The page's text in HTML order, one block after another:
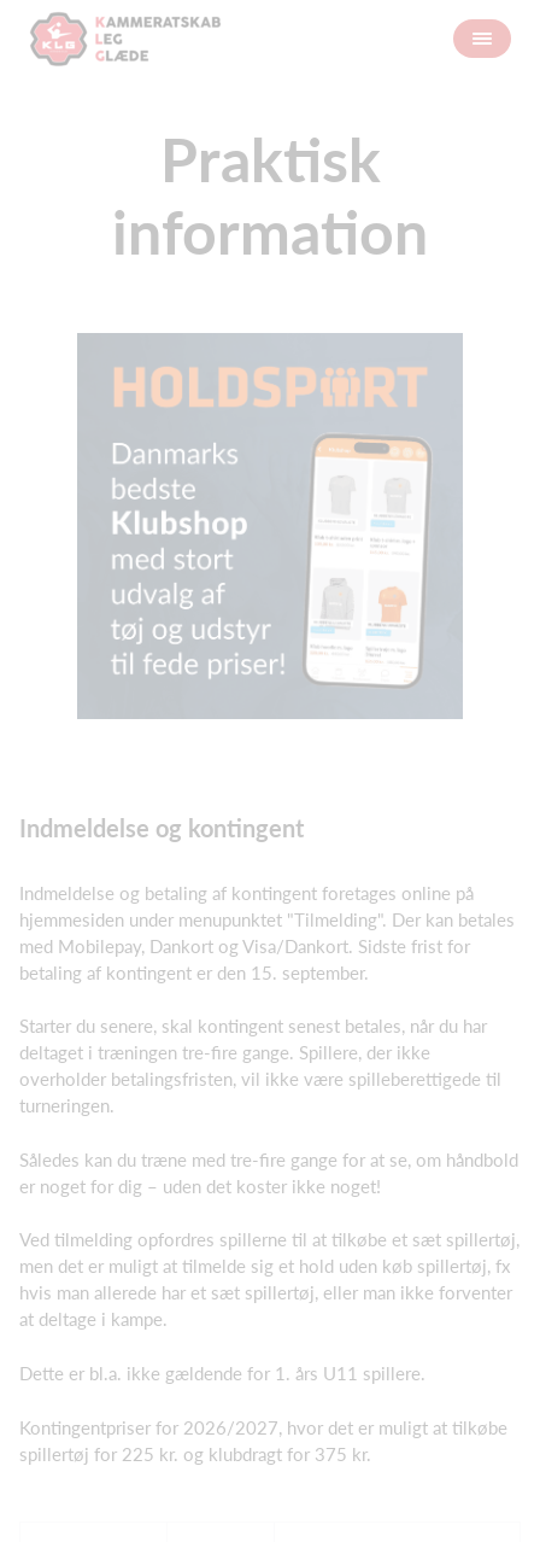
Praktisk
information
Indmeldelse og kontingent
Indmeldelse og betaling af kontingent foretages online på
hjemmesiden under menupunktet "Tilmelding". Der kan betales
med Mobilepay, Dankort og Visa/Dankort. Sidste frist for
betaling af kontingent er den 15. september.
Starter du senere, skal kontingent senest betales, når du har
deltaget i træningen tre-fire gange. Spillere, der ikke
overholder betalingsfristen, vil ikke være spilleberettigede til
turneringen.
Således kan du træne med tre-fire gange for at se, om håndbold
er noget for dig – uden det koster ikke noget!
Ved tilmelding opfordres spillerne til at tilkøbe et sæt spillertøj,
men det er muligt at tilmelde sig et hold uden køb spillertøj, fx
hvis man allerede har et sæt spillertøj, eller man ikke forventer
at deltage i kampe.
Dette er bl.a. ikke gældende for 1. års U11 spillere.
Kontingentpriser for 2026/2027, hvor det er muligt at tilkøbe
spillertøj for 225 kr. og klubdragt for 375 kr.